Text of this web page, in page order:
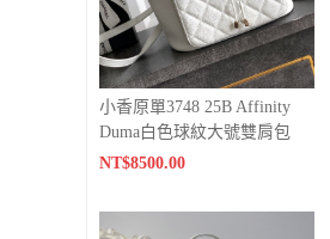
小香原單3748 25B Affinity
Duma白色球紋大號雙肩包
NT$8500.00